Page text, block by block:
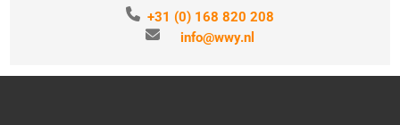
+31 (0) 168 820 208
info@wwy.nl